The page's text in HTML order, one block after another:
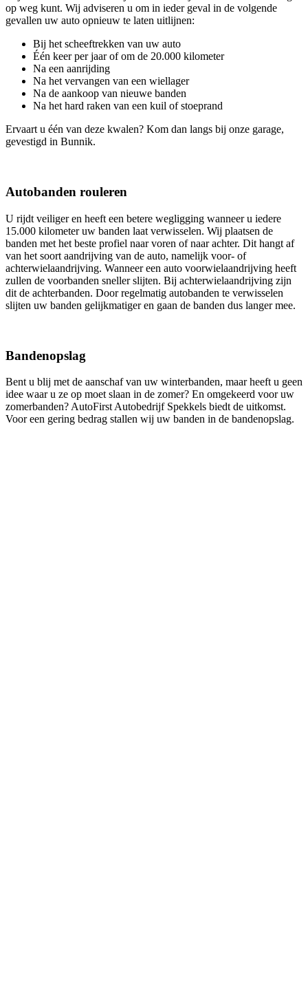
op weg kunt. Wij adviseren u om in ieder geval in de volgende
gevallen uw auto opnieuw te laten uitlijnen:
Bij het scheeftrekken van uw auto
Één keer per jaar of om de 20.000 kilometer
Na een aanrijding
Na het vervangen van een wiellager
Na de aankoop van nieuwe banden
Na het hard raken van een kuil of stoeprand
Ervaart u één van deze kwalen? Kom dan langs bij onze garage,
gevestigd in Bunnik.
Autobanden rouleren
U rijdt veiliger en heeft een betere wegligging wanneer u iedere
15.000 kilometer uw banden laat verwisselen. Wij plaatsen de
banden met het beste profiel naar voren of naar achter. Dit hangt af
van het soort aandrijving van de auto, namelijk voor- of
achterwielaandrijving. Wanneer een auto voorwielaandrijving heeft
zullen de voorbanden sneller slijten. Bij achterwielaandrijving zijn
dit de achterbanden. Door regelmatig autobanden te verwisselen
slijten uw banden gelijkmatiger en gaan de banden dus langer mee.
Bandenopslag
Bent u blij met de aanschaf van uw winterbanden, maar heeft u geen
idee waar u ze op moet slaan in de zomer? En omgekeerd voor uw
zomerbanden? AutoFirst Autobedrijf Spekkels biedt de uitkomst.
Voor een gering bedrag stallen wij uw banden in de bandenopslag.